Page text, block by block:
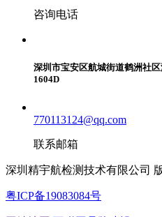
咨询电话
深圳市宝安区航城街道鹤洲社
1604D
770113124@qq.com
联系邮箱
深圳精宇航检测技术有限公司
粤ICP备19083084号